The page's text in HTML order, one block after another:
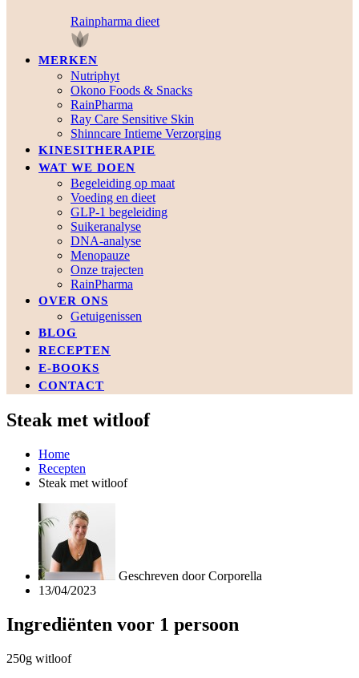
Rainpharma dieet
MERKEN
Nutriphyt
Okono Foods & Snacks
RainPharma
Ray Care Sensitive Skin
Shinncare Intieme Verzorging
KINESITHERAPIE
WAT WE DOEN
Begeleiding op maat
Voeding en dieet
GLP-1 begeleiding
Suikeranalyse
DNA-analyse
Menopauze
Onze trajecten
RainPharma
OVER ONS
Getuigenissen
BLOG
RECEPTEN
E-BOOKS
CONTACT
Steak met witloof
Home
Recepten
Steak met witloof
Geschreven doorCorporella
13/04/2023
Ingrediënten voor 1 persoon
250g witloof